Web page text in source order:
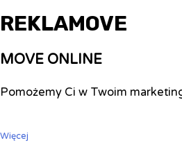
REKLAMOVE
MOVE ONLINE
Pomożemy Ci w Twoim
Więcej